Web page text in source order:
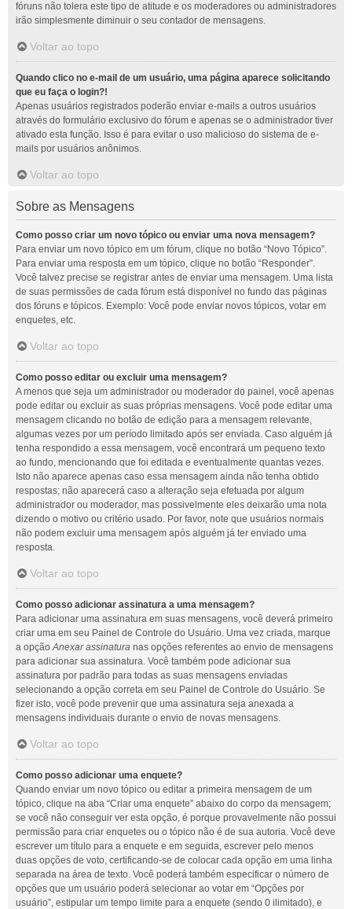
fóruns não tolera este tipo de atitude e os moderadores ou administradores
irão simplesmente diminuir o seu contador de mensagens.
Voltar ao topo
Quando clico no e-mail de um usuário, uma página aparece solicitando
que eu faça o login?!
Apenas usuários registrados poderão enviar e-mails a outros usuários
através do formulário exclusivo do fórum e apenas se o administrador tiver
ativado esta função. Isso é para evitar o uso malicioso do sistema de e-
mails por usuários anônimos.
Voltar ao topo
Sobre as Mensagens
Como posso criar um novo tópico ou enviar uma nova mensagem?
Para enviar um novo tópico em um fórum, clique no botão “Novo Tópico”.
Para enviar uma resposta em um tópico, clique no botão “Responder”.
Você talvez precise se registrar antes de enviar uma mensagem. Uma lista
de suas permissões de cada fórum está disponível no fundo das páginas
dos fóruns e tópicos. Exemplo: Você pode enviar novos tópicos, votar em
enquetes, etc.
Voltar ao topo
Como posso editar ou excluir uma mensagem?
A menos que seja um administrador ou moderador do painel, você apenas
pode editar ou excluir as suas próprias mensagens. Você pode editar uma
mensagem clicando no botão de edição para a mensagem relevante,
algumas vezes por um período limitado após ser enviada. Caso alguém já
tenha respondido a essa mensagem, você encontrará um pequeno texto
ao fundo, mencionando que foi editada e eventualmente quantas vezes.
Isto não aparece apenas caso essa mensagem ainda não tenha obtido
respostas; não aparecerá caso a alteração seja efetuada por algum
administrador ou moderador, mas possivelmente eles deixarão uma nota
dizendo o motivo ou critério usado. Por favor, note que usuários normais
não podem excluir uma mensagem após alguém já ter enviado uma
resposta.
Voltar ao topo
Como posso adicionar assinatura a uma mensagem?
Para adicionar uma assinatura em suas mensagens, você deverá primeiro
criar uma em seu Painel de Controle do Usuário. Uma vez criada, marque
a opçãoAnexar assinatura nas opções referentes ao envio de mensagens
para adicionar sua assinatura. Você também pode adicionar sua
assinatura por padrão para todas as suas mensagens enviadas
selecionando a opção correta em seu Painel de Controle do Usuário. Se
fizer isto, você pode prevenir que uma assinatura seja anexada a
mensagens individuais durante o envio de novas mensagens.
Voltar ao topo
Como posso adicionar uma enquete?
Quando enviar um novo tópico ou editar a primeira mensagem de um
tópico, clique na aba “Criar uma enquete” abaixo do corpo da mensagem;
se você não conseguir ver esta opção, é porque provavelmente não possui
permissão para criar enquetes ou o tópico não é de sua autoria. Você deve
escrever um título para a enquete e em seguida, escrever pelo menos
duas opções de voto, certificando-se de colocar cada opção em uma linha
separada na área de texto. Você poderá também especificar o número de
opções que um usuário poderá selecionar ao votar em “Opções por
usuário”, estipular um tempo limite para a enquete (sendo 0 ilimitado), e